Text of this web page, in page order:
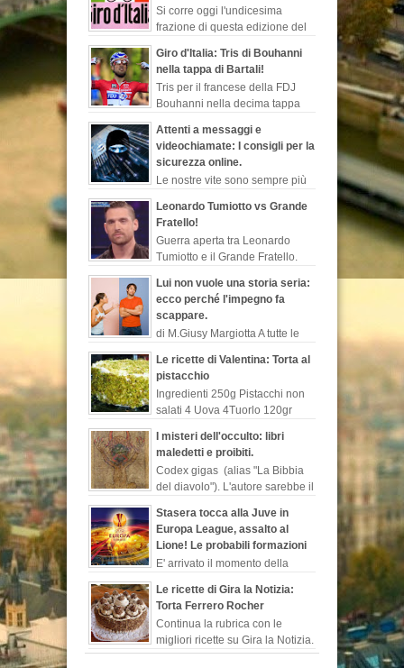
Si corre oggi l'undicesima
frazione di questa edizione del
tappa più lunga di questa corsa rosa, 249 ...
Giro d'Italia: Tris di Bouhanni
nella tappa di Bartali!
Tris per il francese della FDJ
Bouhanni nella decima tappa
all'indimenticabile Gino Bartali, sempre più l...
Attenti a messaggi e
videochiamate: I consigli per la
sicurezza online.
Le nostre vite sono sempre più
notizie sul programma di sorveglianza e
spionaggio degli Stati Uniti rivelate ...
Leonardo Tumiotto vs Grande
Fratello!
Guerra aperta tra Leonardo
Tumiotto e il Grande Fratello.
occasione per sparare a zero sulla
trasmissione di canale...
Lui non vuole una storia seria:
ecco perché l'impegno fa
scappare.
di M.Giusy Margiotta A tutte le
lamentarsi del loro uomo perché contrario ad
un legame serio o perché rimanda costant...
Le ricette di Valentina: Torta al
pistacchio
Ingredienti 250g Pistacchi non
salati 4 Uova 4Tuorlo 120gr
Latte 50 g Cioccolato fondente 1/2 bustina
Lievito is...
I misteri dell'occulto: libri
maledetti e proibiti.
Codex gigas (alias "La Bibbia
del diavolo"). L'autore sarebbe il
il recluso”, chiamato così in s...
Stasera tocca alla Juve in
Europa League, assalto al
Lione! Le probabili formazioni
E' arrivato il momento della
il Lione per l'andata dei quarti di finale di
Europa League. I biancone...
Le ricette di Gira la Notizia:
Torta Ferrero Rocher
Continua la rubrica con le
migliori ricette su Gira la Notizia.
Chi non conosce i buonissimi